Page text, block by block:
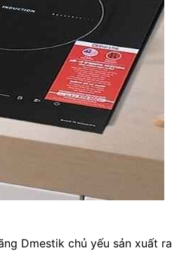
Dmestik chủ yếu sản xuất ra